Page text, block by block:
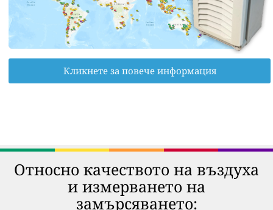
Кликнете за повече информация
Относно качеството на въздуха
и измерването на
замърсяването: